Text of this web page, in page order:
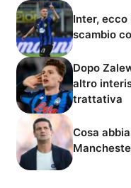
Inter, ecco
scambio
Dopo
altro
trattativa
Cosa